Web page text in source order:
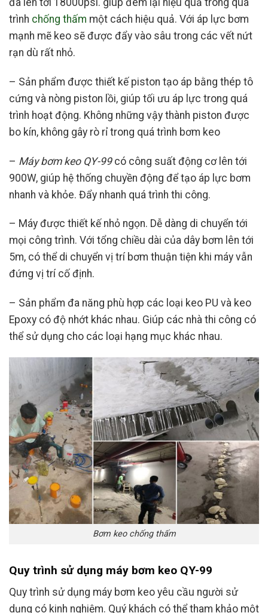
đa lên tới 18000psi. giúp đem lại hiệu quả trong quá
trình chống thấm một cách hiệu quả. Với áp lực bơm
mạnh mẽ keo sẽ được đẩy vào sâu trong các vết nứt
rạn dù rất nhỏ.
– Sản phẩm được thiết kế piston tạo áp bằng thép tô
cứng và nòng piston lồi, giúp tối ưu áp lực trong quá
trình hoạt động. Không những vậy thành piston được
bo kín, không gây rò rỉ trong quá trình bơm keo
– Máy bơm keo QY-99có công suất động cơ lên tới
900W, giúp hệ thống chuyền động để tạo áp lực bơm
nhanh và khỏe. Đẩy nhanh quá trình thi công.
– Máy được thiết kế nhỏ ngọn. Dễ dàng di chuyển tới
mọi công trình. Với tổng chiều dài của dây bơm lên tới
5m, có thể di chuyển vị trí bơm thuận tiện khi máy vẫn
đứng vị trí cố định.
– Sản phẩm đa năng phù hợp các loại keo PU và keo
Epoxy có độ nhớt khác nhau. Giúp các nhà thi công có
thể sử dụng cho các loại hạng mục khác nhau.
Bơm keo chống thấm
Quy trình sử dụng máy bơm keo QY-99
Quy trình sử dụng máy bơm keo yêu cầu người sử
dụng có kinh nghiệm. Quý khách có thể tham khảo một